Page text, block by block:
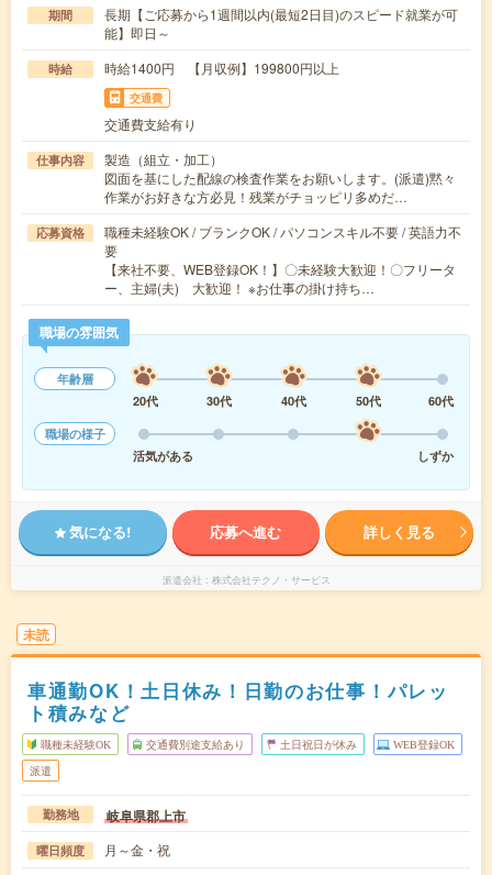
期間
長期【ご応募から1週間以内(最短2日目)のスピード就業が可
能】即日～
時給 時給1400円 【月収例】199800円以上
交通費
交通費支給有り
仕事内容
製造（組立・加工）
図面を基にした配線の検査作業をお願いします。(派遣)黙々
作業がお好きな方必見！残業がチョッピリ多めだ…
応募資格
職種未経験OK / ブランクOK / パソコンスキル不要 / 英語力不
要
【来社不要、WEB登録OK！】〇未経験大歓迎！〇フリータ
ー、主婦(夫) 大歓迎！ ※お仕事の掛け持ち…
職場の雰囲気
年齢層
20代
30代 40代 50代
60代
職場の様子
活気がある
しずか
気になる! 応募へ進む 詳しく見る
派遣会社 株式会社テクノ・サービス
未読
車通勤OK！土日休み！日勤のお仕事！パレッ
ト積みなど
職種未経験OK 交通費別途支給あり 土日祝日が休み WEB登録OK
派遣
勤務地 岐阜県郡上市
曜日頻度 月～金・祝